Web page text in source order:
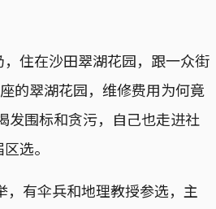
住在沙田翠湖花园，跟一众街
的翠湖花园，维修费用为何竟
发围标和贪污，自己也走进社
选。
，有伞兵和地理教授参选，主